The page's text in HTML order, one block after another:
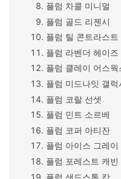
플럼 차콜 미니멀
플럼 골드 리젠시
플럼 틸 콘트라스트
플럼 라벤더 헤이즈
플럼 클레이 어스웍
플럼 미드나잇 갤럭
플럼 코랄 선셋
플럼 민트 소르베
플럼 코퍼 아티잔
플럼 아이스 그레이
플럼 포레스트 캐빈
플럼 샌드스톤 캄